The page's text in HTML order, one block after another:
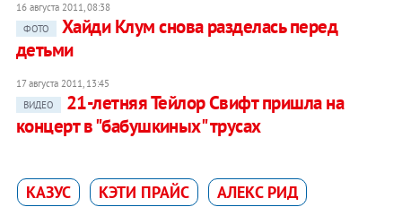
16 августа 2011, 08:38
ФОТО
Хайди Клум снова разделась перед
детьми
17 августа 2011, 13:45
ВИДЕО
21-летняя Тейлор Свифт пришла на
концерт в "бабушкиных" трусах
КАЗУС КЭТИ ПРАЙС АЛЕКС РИД